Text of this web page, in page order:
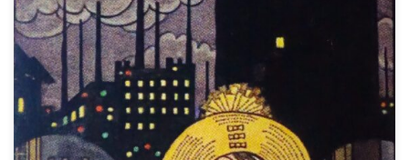
Kai Sathlin väitös luo uutta valoa Viron kuvataiteen
perinteeseen.